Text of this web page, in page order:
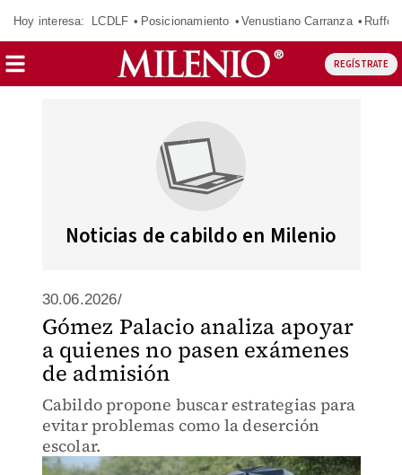
Hoy interesa: LCDLF Posicionamiento Venustiano Carranza Ruffo
REGÍSTRATE
Noticias de cabildo en Milenio
30.06.2026/
Gómez Palacio analiza apoyar
a quienes no pasen exámenes
de admisión
Cabildo propone buscar estrategias para
evitar problemas como la deserción
escolar.